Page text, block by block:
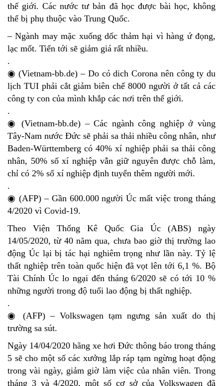
thế giới. Các nước tư bản đã học được bài học, không
thể bị phụ thuộc vào Trung Quốc.
– Ngành may mặc xuống dốc thảm hại vì hàng ứ đọng,
lạc mốt. Tiến tới sẽ giảm giá rất nhiều.
.
◉ (Vietnam-bb.de) – Do có dich Corona nên công ty du
lịch TUI phải cắt giảm biên chế 8000 người ở tất cả các
công ty con của mình khắp các nơi trên thế giới.
.
◉ (Vietnam-bb.de) – Các ngành công nghiệp ở vùng
Tây-Nam nước Đức sẽ phải sa thải nhiều công nhân, như
Baden-Württemberg có 40% xí nghiệp phải sa thải công
nhân, 50% số xí nghiệp vẫn giữ nguyên được chỗ làm,
chỉ có 2% số xí nghiệp định tuyển thêm người mới.
.
◉ (AFP) – Gần 600.000 người Úc mất việc trong tháng
4/2020 vì Covid-19.
Theo Viện Thống Kê Quốc Gia Úc (ABS) ngày
14/05/2020, từ 40 năm qua, chưa bao giờ thị trường lao
động Úc lại bị tác hại nghiêm trọng như lần này. Tỷ lệ
thất nghiệp trên toàn quốc hiện đã vọt lên tới 6,1 %. Bộ
Tài Chính Úc lo ngại đến tháng 6/2020 sẽ có tới 10 %
những người trong độ tuổi lao động bị thất nghiệp.
.
◉ (AFP) – Volkswagen tạm ngưng sản xuất do thị
trường sa sút.
Ngày 14/04/2020 hãng xe hơi Đức thông báo trong tháng
5 sẽ cho một số các xưởng lắp ráp tạm ngừng hoạt động
trong vài ngày, giảm giờ làm việc của nhân viên. Trong
tháng 3 và 4/2020, một số cơ sở của Volkswagen đã